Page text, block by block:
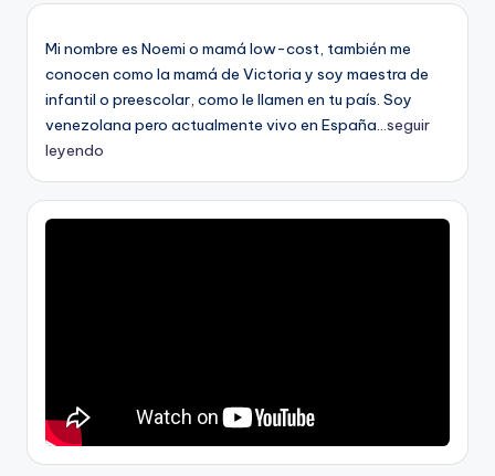
Mi nombre es Noemi o mamá low-cost, también me
conocen como la mamá de Victoria y soy maestra de
infantil o preescolar, como le llamen en tu país. Soy
venezolana pero actualmente vivo en España...seguir
leyendo